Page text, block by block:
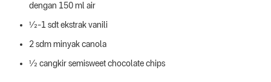
dengan 150 ml air
½-1 sdt ekstrak vanili
2 sdm minyak canola
½ cangkir semisweet chocolate chips